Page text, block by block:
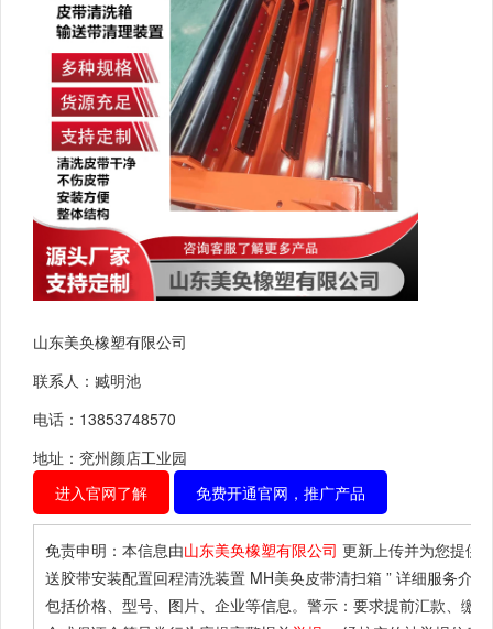
山东美奂橡塑有限公司
联系人：臧明池
电话：13853748570
地址：兖州颜店工业园
进入官网了解
免费开通官网，推广产品
免责申明：本信息由山东美奂橡塑有限公司 更新上传并为您提供
送胶带安装配置回程清洗装置 MH美奂皮带清扫箱 ” 详细服务介绍
包括价格、型号、图片、企业等信息。警示：要求提前汇款、缴